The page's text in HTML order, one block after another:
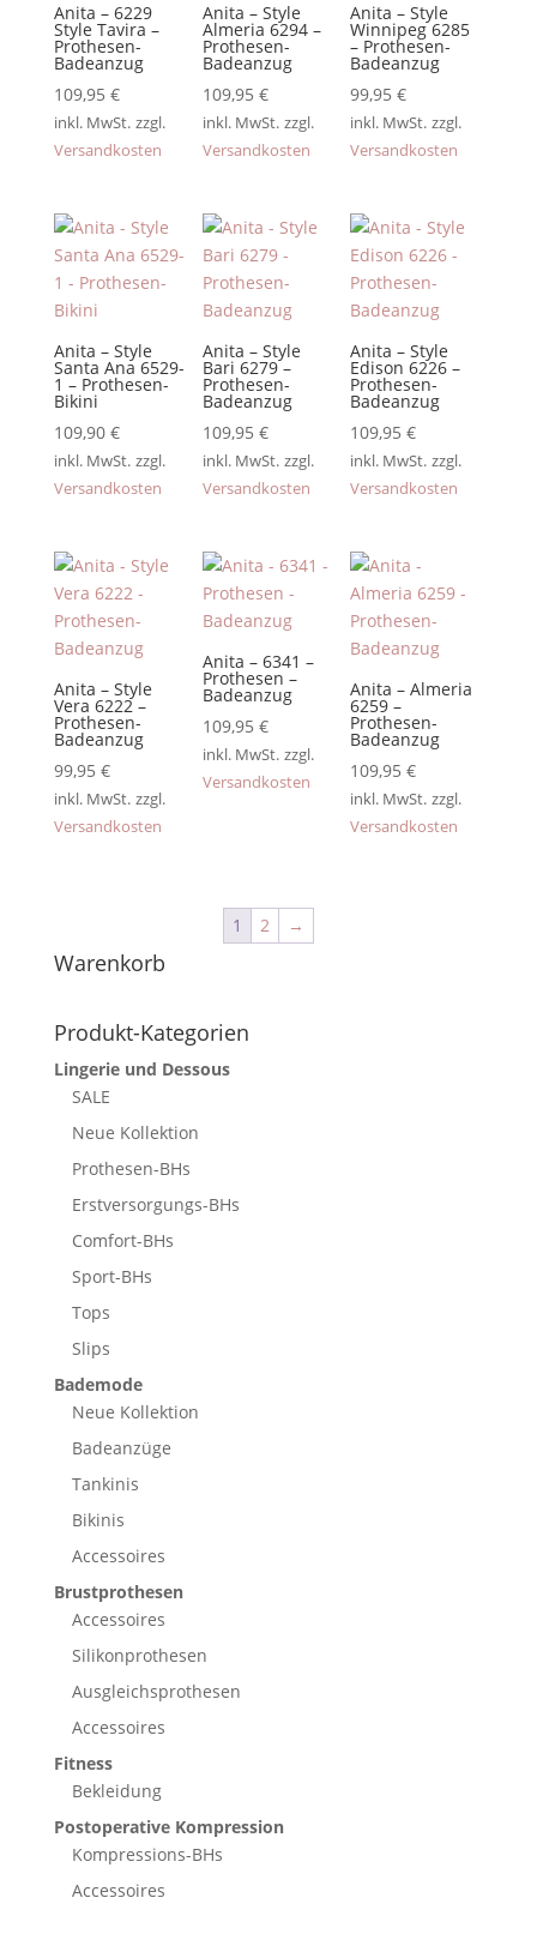
Anita – 6229
Style Tavira –
Prothesen-
Badeanzug
109,95 €
inkl. MwSt. zzgl.
Versandkosten
Anita – Style
Almeria 6294 –
Prothesen-
Badeanzug
109,95 €
inkl. MwSt. zzgl.
Versandkosten
Anita – Style
Winnipeg 6285
– Prothesen-
Badeanzug
99,95€
inkl. MwSt. zzgl.
Versandkosten
Anita – Style
Santa Ana 6529-
1 – Prothesen-
Bikini
109,90 €
inkl. MwSt. zzgl.
Versandkosten
Anita – Style
Bari 6279 –
Prothesen-
Badeanzug
109,95 €
inkl. MwSt. zzgl.
Versandkosten
Anita – Style
Edison 6226 –
Prothesen-
Badeanzug
109,95€
inkl. MwSt. zzgl.
Versandkosten
Anita – Style
Vera 6222 –
Prothesen-
Badeanzug
99,95 €
inkl. MwSt. zzgl.
Versandkosten
Anita – 6341 –
Prothesen –
Badeanzug
109,95 €
inkl. MwSt. zzgl.
Versandkosten
Anita – Almeria
6259 –
Prothesen-
Badeanzug
109,95€
inkl. MwSt. zzgl.
Versandkosten
1 2 →
Warenkorb
Produkt-Kategorien
Lingerie und Dessous
SALE
Neue Kollektion
Prothesen-BHs
Erstversorgungs-BHs
Comfort-BHs
Sport-BHs
Tops
Slips
Bademode
Neue Kollektion
Badeanzüge
Tankinis
Bikinis
Accessoires
Brustprothesen
Accessoires
Silikonprothesen
Ausgleichsprothesen
Accessoires
Fitness
Bekleidung
Postoperative Kompression
Kompressions-BHs
Accessoires